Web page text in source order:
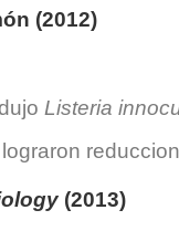
(2012)
Listeria
(2013)